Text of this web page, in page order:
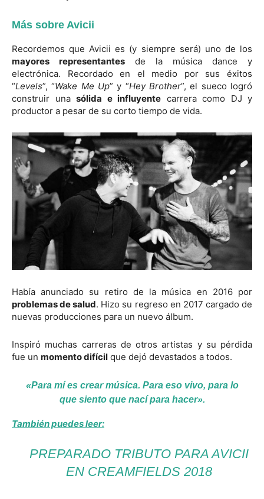
Más sobre Avicii
Recordemos que Avicii es (y siempre será) uno de los
mayores representantes de la música dance y
electrónica. Recordado en el medio por sus éxitos
“Levels”, “Wake Me Up” y “Hey Brother”, el sueco logró
construir una sólida e influyente carrera como DJ y
productor a pesar de su corto tiempo de vida.
Había anunciado su retiro de la música en 2016 por
problemas de salud. Hizo su regreso en 2017 cargado de
nuevas producciones para un nuevo álbum.
Inspiró muchas carreras de otros artistas y su pérdida
fue un momento difícil que dejó devastados a todos.
«Para mí es crear música. Para eso vivo, para lo
que siento que nací para hacer».
También puedes leer:
PREPARADO TRIBUTO PARA AVICII
EN CREAMFIELDS 2018